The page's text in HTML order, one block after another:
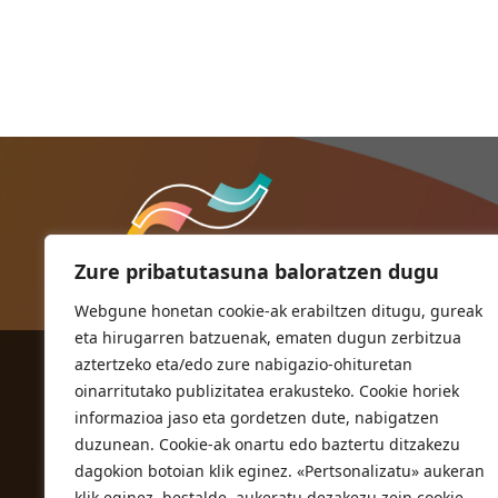
Zure pribatutasuna baloratzen dugu
Webgune honetan cookie-ak erabiltzen ditugu, gureak
eta hirugarren batzuenak, ematen dugun zerbitzua
aztertzeko eta/edo zure nabigazio-ohituretan
oinarritutako publizitatea erakusteko. Cookie horiek
informazioa jaso eta gordetzen dute, nabigatzen
duzunean. Cookie-ak onartu edo baztertu ditzakezu
dagokion botoian klik eginez. «Pertsonalizatu» aukeran
ORIOKO UDALA
Herriko plaza,1
20810 Orio (Gipuzkoa)
T. 943 83 03 46